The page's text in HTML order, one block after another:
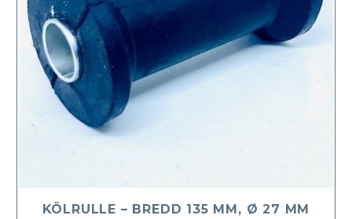
KÖLRULLE – BREDD 135 MM, Ø 27 MM